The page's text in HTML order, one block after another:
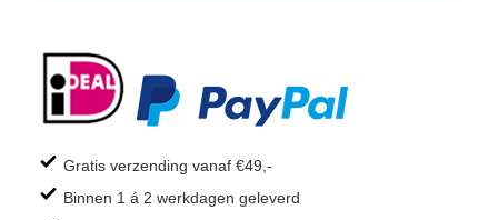
Gratis verzending vanaf €49,-
Binnen 1 á 2 werkdagen geleverd